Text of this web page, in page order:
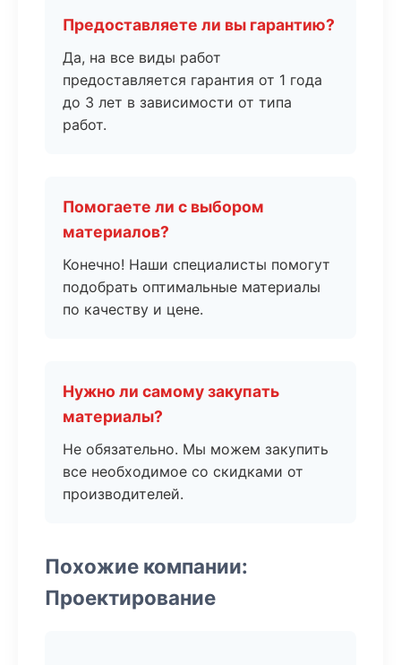
Предоставляете ли вы гарантию?
Да, на все виды работ
предоставляется гарантия от 1 года
до 3 лет в зависимости от типа
работ.
Помогаете ли с выбором
материалов?
Конечно! Наши специалисты помогут
подобрать оптимальные материалы
по качеству и цене.
Нужно ли самому закупать
материалы?
Не обязательно. Мы можем закупить
все необходимое со скидками от
производителей.
Похожие компании:
Проектирование